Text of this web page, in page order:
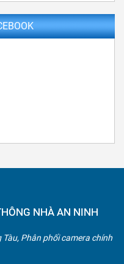
NHÀ AN NINH
Phân phối camera chính